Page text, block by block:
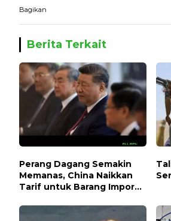
Bagikan
Berita Terkait
Perang Dagang Semakin
Memanas, China Naikkan
Tarif untuk Barang Impor